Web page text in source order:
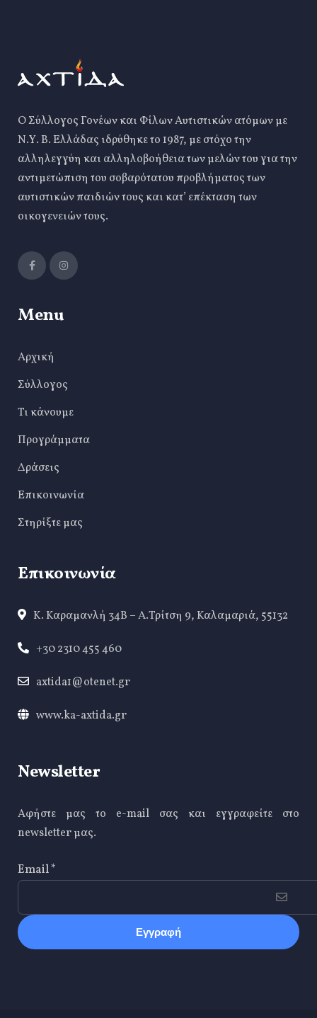
Ο Σύλλογος Γονέων και Φίλων Αυτιστικών ατόμων με
Ν.Υ. Β. Ελλάδας ιδρύθηκε το 1987, με στόχο την
αλληλεγγύη και αλληλοβοήθεια των μελών του για την
αντιμετώπιση του σοβαρότατου προβλήματος των
αυτιστικών παιδιών τους και κατ’ επέκταση των
οικογενειών τους.
Menu
Αρχική
Σύλλογος
Τι κάνουμε
Προγράμματα
Δράσεις
Επικοινωνία
Στηρίξτε μας
Επικοινωνία
Κ. Καραμανλή 34Β – Α.Τρίτση 9, Καλαμαριά, 55132
+30 2310 455 460
axtida1@otenet.gr
www.ka-axtida.gr
Newsletter
Αφήστε μας το e-mail σας και εγγραφείτε στο
newsletter μας.
Email*
This